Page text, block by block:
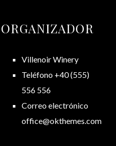
ORGANIZADOR
Villenoir Winery
Teléfono +40 (555)
556 556
Correo electrónico
office@okthemes.com